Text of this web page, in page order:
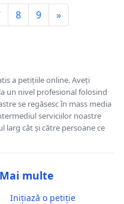
8 9 »
a petițiile online. Aveți
un nivel profesional folosind
se regăsesc în mass media
serviciilor noastre
larg cât și către persoane ce
Mai multe
Inițiază o petiție